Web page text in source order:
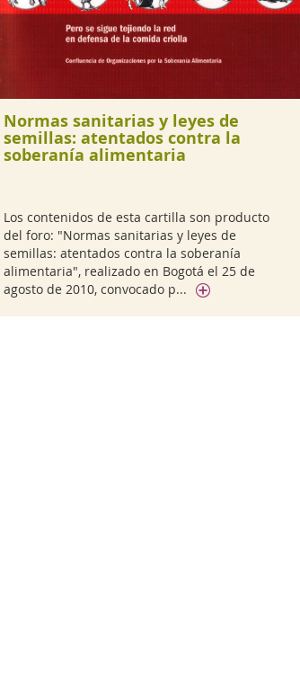
Normas sanitarias y leyes de
semillas: atentados contra la
soberanía alimentaria
Los contenidos de esta cartilla son producto
del foro: "Normas sanitarias y leyes de
semillas: atentados contra la soberanía
alimentaria", realizado en Bogotá el 25 de
agosto de 2010, convocado p...